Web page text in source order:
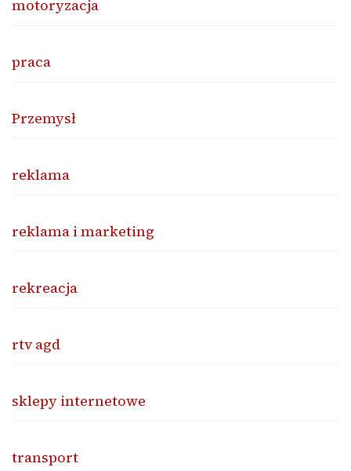
motoryzacja
praca
Przemysł
reklama
reklama i marketing
rekreacja
rtv agd
sklepy internetowe
transport